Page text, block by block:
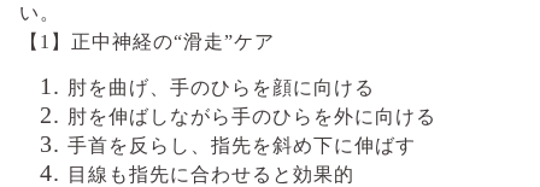
い。
【1】正中神経の“滑走”ケア
肘を曲げ、手のひらを顔に向ける
肘を伸ばしながら手のひらを外に向ける
手首を反らし、指先を斜め下に伸ばす
目線も指先に合わせると効果的